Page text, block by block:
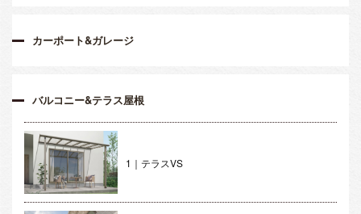
カーポート&ガレージ
バルコニー&テラス屋根
1｜テラスVS